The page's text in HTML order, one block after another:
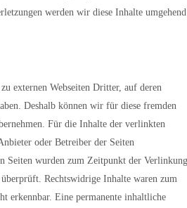
werden wir diese Inhalte umgehend
externen Webseiten Dritter, auf deren
Deshalb können wir für diese fremden
Für die Inhalte der verlinkten
oder Betreiber der Seiten
Seiten wurden zum Zeitpunkt der Verlinkung
Rechtswidrige Inhalte waren zum
erkennbar. Eine permanente inhaltliche